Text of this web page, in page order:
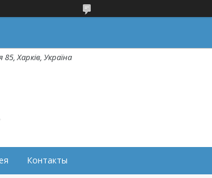
85, Харків, Україна
Контакты